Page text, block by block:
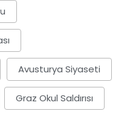
Avusturya Siyaseti
Graz Okul Saldırısı